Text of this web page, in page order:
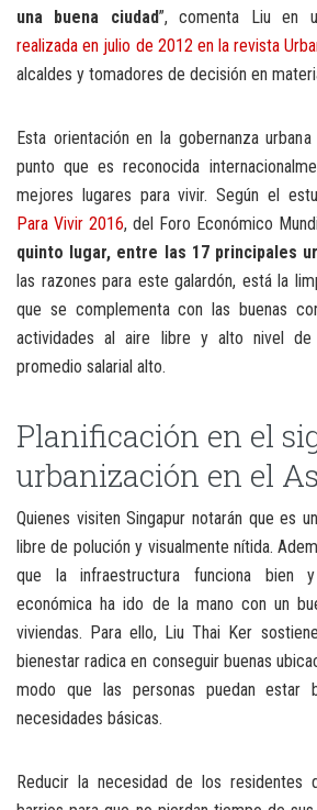
una buena ciudad”, comenta Liu en
realizada en julio de 2012 en la revista
alcaldes y tomadores de decisión en
Esta orientación en la gobernanza
punto que es reconocida
mejores lugares para vivir. Según el
Para Vivir 2016, del Foro Económico
quinto lugar, entre las 17 principales
las razones para este galardón, está la
que se complementa con las buenas
actividades al aire libre y alto nivel
promedio salarial alto.
Planificación en el
urbanización en el
Quienes visiten Singapur notarán que es
libre de polución y visualmente nítida.
que la infraestructura funciona bien
económica ha ido de la mano con un
viviendas. Para ello, Liu Thai Ker
bienestar radica en conseguir buenas
modo que las personas puedan estar
necesidades básicas.
Reducir la necesidad de los residentes